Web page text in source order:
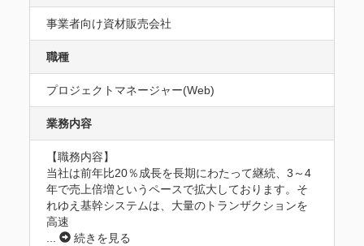
事業者向け資材販売会社
職種
プロジェクトマネージャー(Web)
業務内容
【職務内容】
当社は前年比20％成長を長期にわたって継続、3～4
年で売上倍増というペースで拡大しております。そ
れゆえ基幹システムは、大量のトランザクションを
高速
...
続きを見る